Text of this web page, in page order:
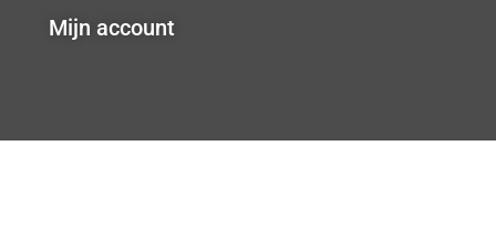
Mijn account